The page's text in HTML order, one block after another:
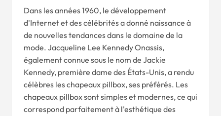
Dans les années 1960, le développement
d'Internet et des célébrités a donné naissance à
de nouvelles tendances dans le domaine de la
mode. Jacqueline Lee Kennedy Onassis,
également connue sous le nom de Jackie
Kennedy, première dame des États-Unis, a rendu
célèbres les chapeaux pillbox, ses préférés. Les
chapeaux pillbox sont simples et modernes, ce qui
correspond parfaitement à l'esthétique des